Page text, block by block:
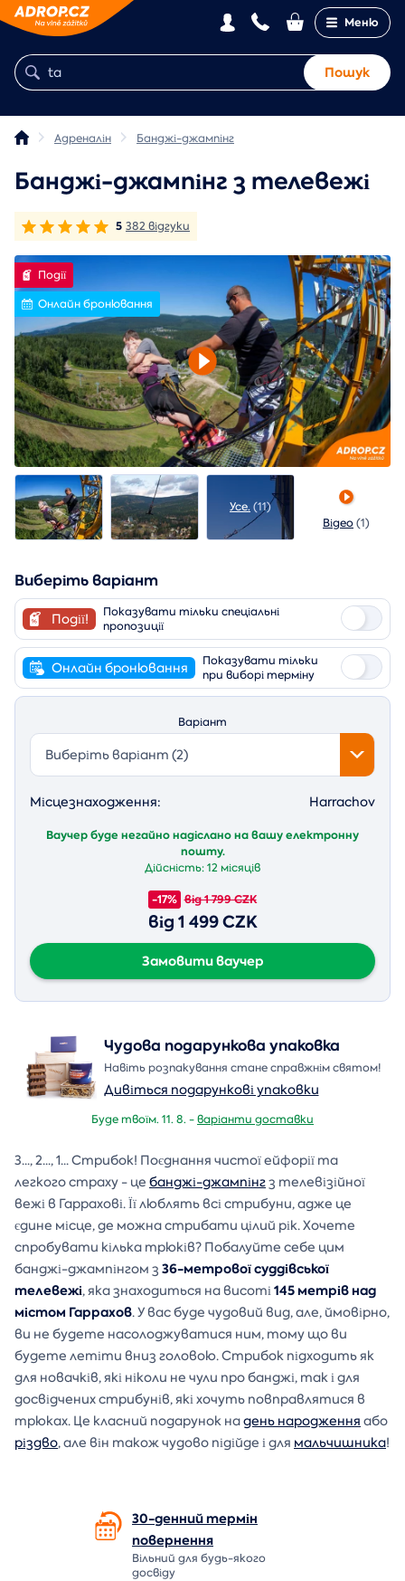
Меню
Пошук
Адреналін Банджі-джампінг
Банджі-джампінг з телевежі
5 382 відгуки
Події
Онлайн бронювання
Усе. (11)
Відео(1)
Виберіть варіант
Події!
Показувати тільки спеціальні
пропозиції
Онлайн бронювання
Показувати тільки
при виборі терміну
Варіант
Виберіть варіант (2)
Місцезнаходження: Harrachov
Ваучер буде негайно надіслано на вашу електронну
пошту.
Дійсність:12 місяців
-17% від 1 799 CZK
від 1 499 CZK
Замовити ваучер
Чудова подарункова упаковка
Навіть розпакування стане справжнім святом!
Дивіться подарункові упаковки
Буде твоїм. 11. 8. -варіанти доставки
3..., 2..., 1... Стрибок! Поєднання чистої ейфорії та
легкого страху - це банджі-джампінгз телевізійної
вежі в Гаррахові. Її люблять всі стрибуни, адже це
єдине місце, де можна стрибати цілий рік. Хочете
спробувати кілька трюків? Побалуйте себе цим
банджі-джампінгом з 36-метрової суддівської
телевежі, яка знаходиться на висоті145 метрів над
містом Гаррахов. У вас буде чудовий вид, але, ймовірно,
ви не будете насолоджуватися ним, тому що ви
будете летіти вниз головою. Стрибок підходить як
для новачків, які ніколи не чули про банджі, так і для
досвідчених стрибунів, які хочуть повправлятися в
трюках. Це класний подарунок надень народження або
різдво, але він також чудово підійде і для мальчишника!
30-денний термін
повернення
Вільний для будь-якого
досвіду